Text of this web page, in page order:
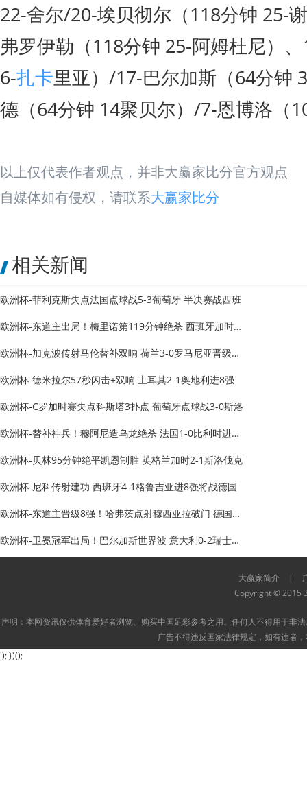
22-舍尔/20-埃贝彻尔（118分钟 25-
弗罗伊勒（118分钟 25-阿姆杜尼）
6-扎卡里亚）/17-巴尔加斯（64分钟
德（64分钟 14聚贝尔）/7-恩博洛（
以上仅代表作者观点，并非大赢家比分官方观点
自媒体如有侵权，请联系大赢家比分
相关新闻
欧洲杯-菲利克斯失点法国点球战5-3葡萄牙 半决赛战西班
欧洲杯-东道主出局！梅里诺第119分钟绝杀 西班牙加时2-1德
欧洲杯-加克波传射马伦替补双响 荷兰3-0罗马尼亚晋级8强
欧洲杯-德米拉尔57秒闪击+双响 土耳其2-1奥地利进8强
欧洲杯-C罗加时赛失点科斯塔3扑点 葡萄牙点球战3-0斯洛
欧洲杯-替补神兵！穆阿尼造乌龙绝杀 法国1-0比利时进8强
欧洲杯-贝林95分钟绝平凯恩制胜 英格兰加时2-1斯洛伐克
欧洲杯-尼科传射建功 西班牙4-1格鲁吉亚进8强将战德国
欧洲杯-东道主晋级8强！哈弗茨点射穆西亚拉破门 德国2-0丹
欧洲杯-卫冕冠军出局！巴尔加斯世界波 意大利0-2瑞士无缘8
大赢家简介 |
Copyright © 2015
声明：本网资讯仅供体育爱好者浏览、购买中国足彩参考之用。任何人不得用于非
广告不得违反国家法律规定，如有违者
'); })();